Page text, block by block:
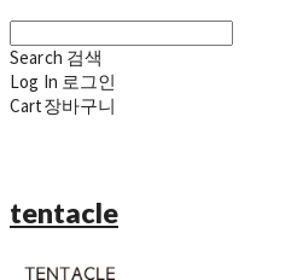
Search 검색
Log In 로그인
Cart장바구니
tentacle